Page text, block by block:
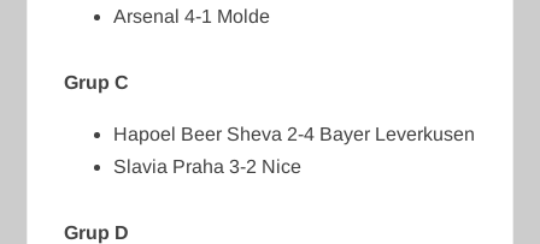
Arsenal 4-1 Molde
Grup C
Hapoel Beer Sheva 2-4 Bayer Leverkusen
Slavia Praha 3-2 Nice
Grup D